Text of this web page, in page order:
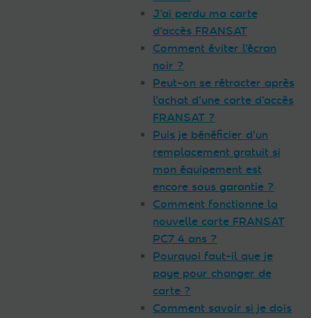
J’ai perdu ma carte
d’accès FRANSAT
Comment éviter l’écran
noir ?
Peut-on se rétracter après
l’achat d’une carte d’accès
FRANSAT ?
Puis je bénéficier d’un
remplacement gratuit si
mon équipement est
encore sous garantie ?
Comment fonctionne la
nouvelle carte FRANSAT
PC7 4 ans ?
Pourquoi faut-il que je
paye pour changer de
carte ?
Comment savoir si je dois